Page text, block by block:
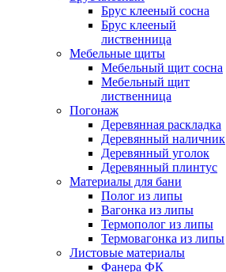
Брус клееный сосна
Брус клееный
лиственница
Мебельные щиты
Мебельный щит сосна
Мебельный щит
лиственница
Погонаж
Деревянная раскладка
Деревянный наличник
Деревянный уголок
Деревянный плинтус
Материалы для бани
Полог из липы
Вагонка из липы
Термополог из липы
Термовагонка из липы
Листовые материалы
Фанера ФК